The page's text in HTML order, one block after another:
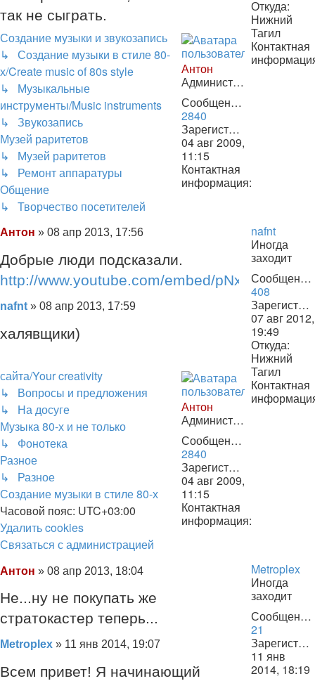
Откуда:
Нижний
Тагил
Контактная
так не сыграть.
Антон
Администратор
Сообщения:
2840
Зарегистрирован:
04 авг 2009,
11:15
Контактная
информация:
Контактная
Сообщение
Антон » 08 апр 2013, 17:56
Добрые люди подсказали.
http://www.youtube.com/embed/pNxEHrq_70c
nafnt
Иногда
заходит
Сообщения:
408
Зарегистрирован:
07 авг 2012,
19:49
Откуда:
Нижний
Тагил
Контактная
Контактная
Сообщение
nafnt » 08 апр 2013, 17:59
халявщики)
Антон
Администратор
Сообщения:
2840
Зарегистрирован:
04 авг 2009,
11:15
Контактная
информация:
Сообщение
Антон » 08 апр 2013, 18:04
Не...ну не покупать же
стратокастер теперь...
Metroplex
Иногда
заходит
Сообщения:
21
Зарегистрирован:
11 янв
2014, 18:19
Сообщение
Metroplex » 11 янв 2014, 19:07
Всем привет! Я начинающий
Создание музыки и звукозапись
↳ Создание музыки в стиле 80-
х/Create music of 80s style
↳ Музыкальные
инструменты/Music instruments
↳ Звукозапись
Музей раритетов
↳ Музей раритетов
↳ Ремонт аппаратуры
Общение
↳ Творчество посетителей
сайта/Your creativity
↳ Вопросы и предложения
↳ На досуге
Музыка 80-х и не только
↳ Фонотека
Разное
↳ Разное
Создание музыки в стиле 80-х
Часовой пояс: UTC+03:00
Удалить cookies
Связаться
администрацией
Связаться садминистрацией